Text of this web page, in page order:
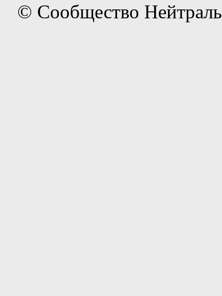
© Сообщество